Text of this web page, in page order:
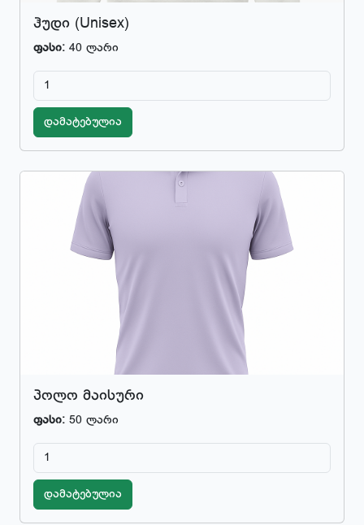
ჰუდი (Unisex)
ფასი: 40 ლარი
დამატებულია
პოლო მაისური
ფასი: 50 ლარი
დამატებულია